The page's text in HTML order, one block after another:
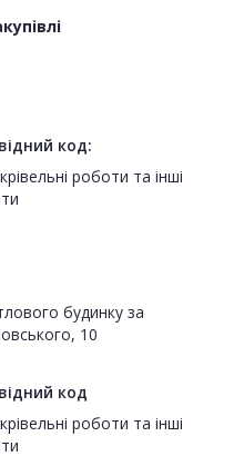
код:
роботи та інші
будинку за
10
код
роботи та інші